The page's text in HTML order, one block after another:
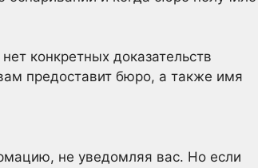
конкретных доказательств
предоставит бюро, а также имя
не уведомляя вас. Но если